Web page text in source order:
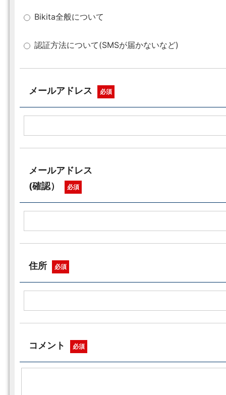
Bikita全般について
認証方法について(SMSが届かないなど)
メールアドレス 必須
メールアドレス
(確認）
必須
住所 必須
コメント 必須